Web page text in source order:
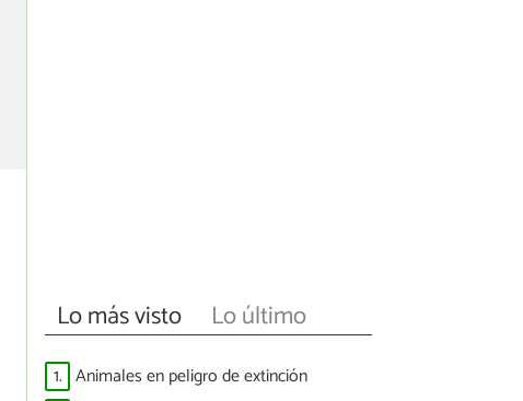
Lo más visto Lo último
1. Animales en peligro de extinción